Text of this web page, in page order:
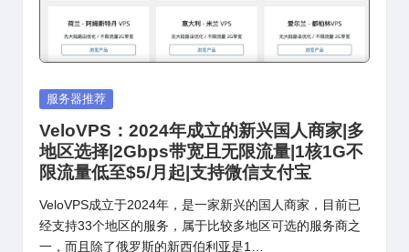
Posted
服务器推荐
VeloVPS：2024年成立的新兴国人商家|多
地区选择|2Gbps带宽且无限流量|1核1G不
限流量低至$5/月起|支持微信支付宝
VeloVPS成立于2024年，是一家新兴的国人商家，目前已
经支持33个地区的服务，属于比较多地区可选的服务商之
一，而且除了俄罗斯的新西伯利亚是1…